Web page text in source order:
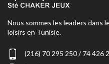
Nous sommes les leaders dans
loisirs en Tunisie.
(216) 70 295 250 / 74 426